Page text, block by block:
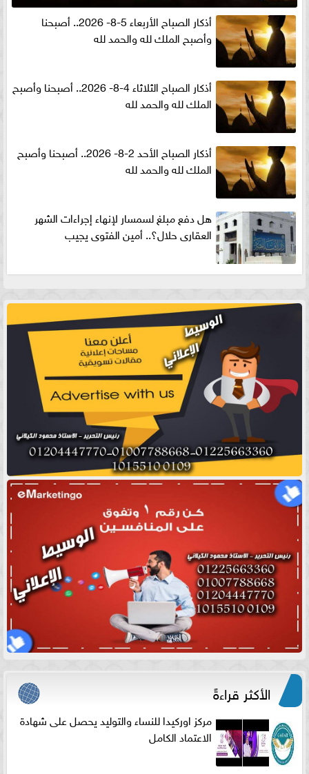
أذكار الصباح الأربعاء 5-8- 2026.. أصبحنا
وأصبح الملك لله والحمد لله
أذكار الصباح الثلاثاء 4-8- 2026.. أصبحنا وأصبح
الملك لله والحمد لله
أذكار الصباح الأحد 2-8- 2026.. أصبحنا وأصبح
الملك لله والحمد لله
هل دفع مبلغ لسمسار لإنهاء إجراءات الشهر
العقارى حلال؟.. أمين الفتوى يجيب
الأكثر قراءةً
مركز اوركيدا للنساء والتوليد يحصل على شهادة
الاعتماد الكامل